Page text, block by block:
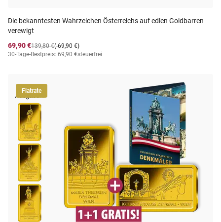
Die bekanntesten Wahrzeichen Österreichs auf edlen Goldbarren
verewigt
69,90 €
(-69,90 €)
139,80 €
30-Tage-Bestpreis: 69,90 €steuerfrei
Flatrate